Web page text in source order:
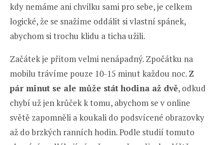
kdy nemáme ani chvilku sami pro sebe, je celkem
logické, že se snažíme oddálit si vlastní spánek,
abychom si trochu klidu a ticha užili.
Začátek je přitom velmi nenápadný. Zpočátku na
mobilu trávíme pouze 10-15 minut každou noc. Z
pár minut se ale může stát hodina až dvě, odkud
chybí už jen krůček k tomu, abychom se v online
světě zapomněli a koukali do podsvícené obrazovky
až do brzkých ranních hodin. Podle studií tomuto